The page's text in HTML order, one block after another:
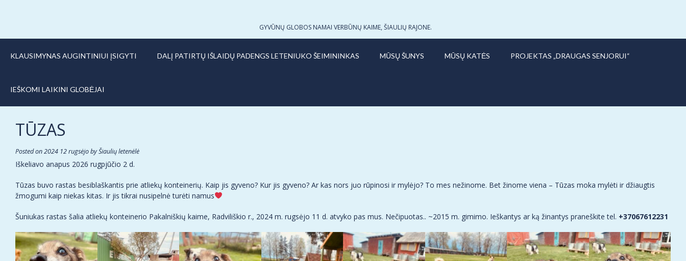
GYVŪNŲ GLOBOS NAMAI VERBŪNŲ KAIME, ŠIAULIŲ RAJONE.
KLAUSIMYNAS AUGINTINIUI ĮSIGYTI DALĮ PATIRTŲ IŠLAIDŲ PADENGS LETENIUKO ŠEIMININKAS MŪSŲ ŠUNYS MŪSŲ KATĖS PROJEKTAS „DRAUGAS SENJORUI“
IEŠKOMI LAIKINI GLOBĖJAI
TŪZAS
Posted on2024 12 rugsėjobyŠiaulių letenėlė
Iškeliavo anapus 2026 rugpjūčio 2 d.
Tūzas buvo rastas besiblaškantis prie atliekų konteinerių. Kaip jis gyveno? Kur jis gyveno? Ar kas nors juo rūpinosi ir mylėjo? To mes nežinome. Bet žinome viena – Tūzas moka mylėti ir džiaugtis
žmogumi kaip niekas kitas. Ir jis tikrai nusipelnė turėti namus
Šuniukas rastas šalia atliekų konteinerio Pakalniškių kaime, Radviliškio r., 2024 m. rugsėjo 11 d. atvyko pas mus. Nečipuotas.. ~2015 m. gimimo. Ieškantys ar ką žinantys praneškite tel. +37067612231